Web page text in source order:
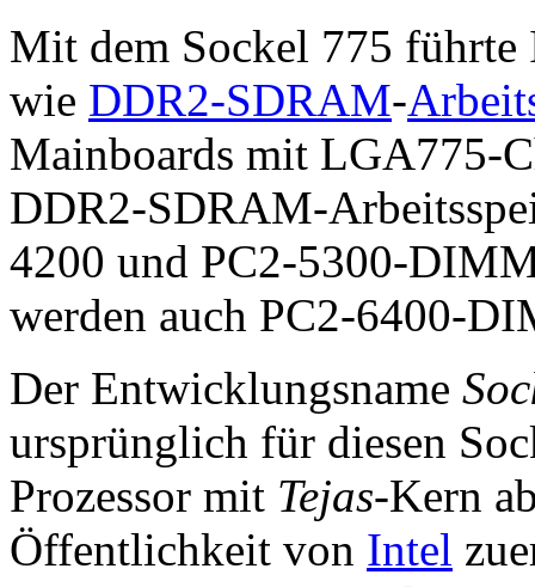
Mit dem Sockel 775 führte
wie DDR2-SDRAM-
Mainboards mit LGA775-
DDR2-SDRAM-
4200 und PC2-5300-
werden auch PC2-6400-
Der Entwicklungsname
ursprünglich für diesen
Prozessor mit Tejas-Kern
Öffentlichkeit von Intel